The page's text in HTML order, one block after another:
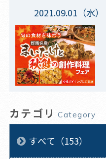
2021.09.01（水）
カテゴリ Category
すべて（153）